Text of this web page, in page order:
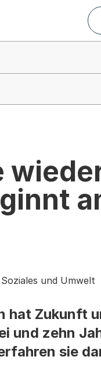
und Umwelt
hat Zukunft
und zehn
sie